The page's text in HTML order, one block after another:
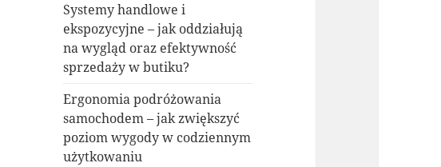
Systemy handlowe i
ekspozycyjne – jak oddziałują
na wygląd oraz efektywność
sprzedaży w butiku?
Ergonomia podróżowania
samochodem – jak zwiększyć
poziom wygody w codziennym
użytkowaniu